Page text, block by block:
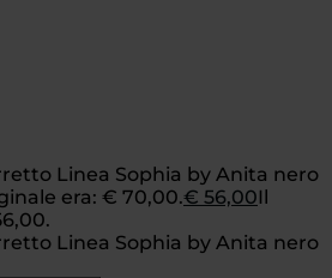
Linea Sophia by Anita nero
era: € 70,00.€ 56,00Il
Linea Sophia by Anita nero